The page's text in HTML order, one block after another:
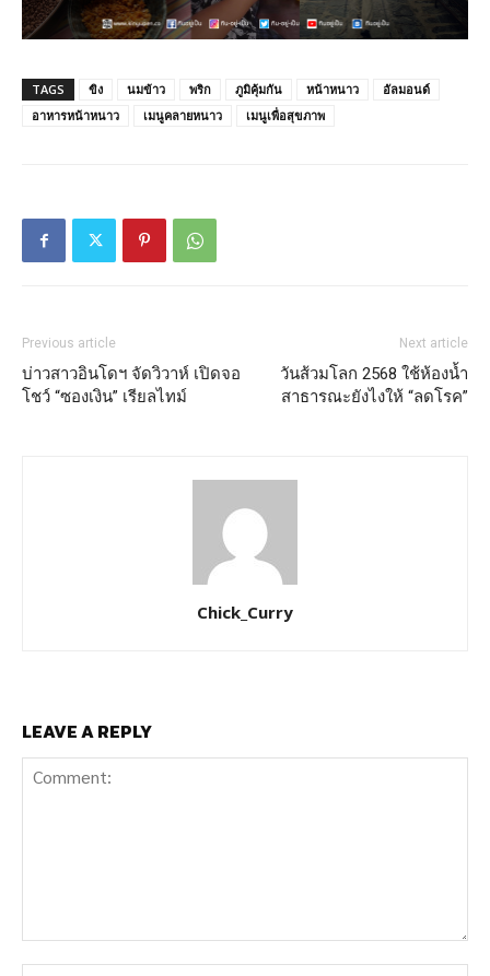
TAGS ขิง นมข้าว พริก ภูมิคุ้มกัน หน้าหนาว
อัลมอนด์
อาหารหน้าหนาว
เมนูคลายหนาว เมนูเพื่อสุขภาพ
Previous article
บ่าวสาวอินโดฯ จัดวิวาห์ เปิดจอ
โชว์ “ซองเงิน” เรียลไทม์
Next article
วันส้วมโลก 2568 ใช้ห้องน้ำ
สาธารณะยังไงให้ “ลดโรค”
Chick_Curry
LEAVE A REPLY